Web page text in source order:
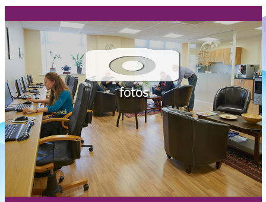
fotos